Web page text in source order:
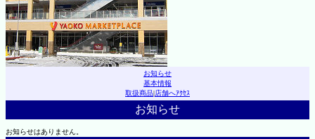
お知らせ
基本情報
取扱商品|店舗へｱｸｾｽ
お知らせ
お知らせはありません。